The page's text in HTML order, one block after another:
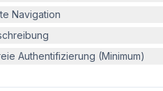
Navigation
Authentifizierung (Minimum)